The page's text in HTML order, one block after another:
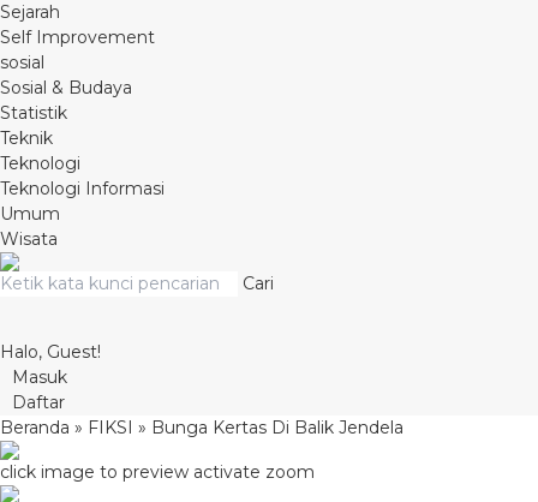
Sejarah
Self Improvement
sosial
Sosial & Budaya
Statistik
Teknik
Teknologi
Teknologi Informasi
Umum
Wisata
Cari
Halo, Guest!
Masuk
Daftar
Beranda » FIKSI » Bunga Kertas Di Balik Jendela
click image to preview activate zoom